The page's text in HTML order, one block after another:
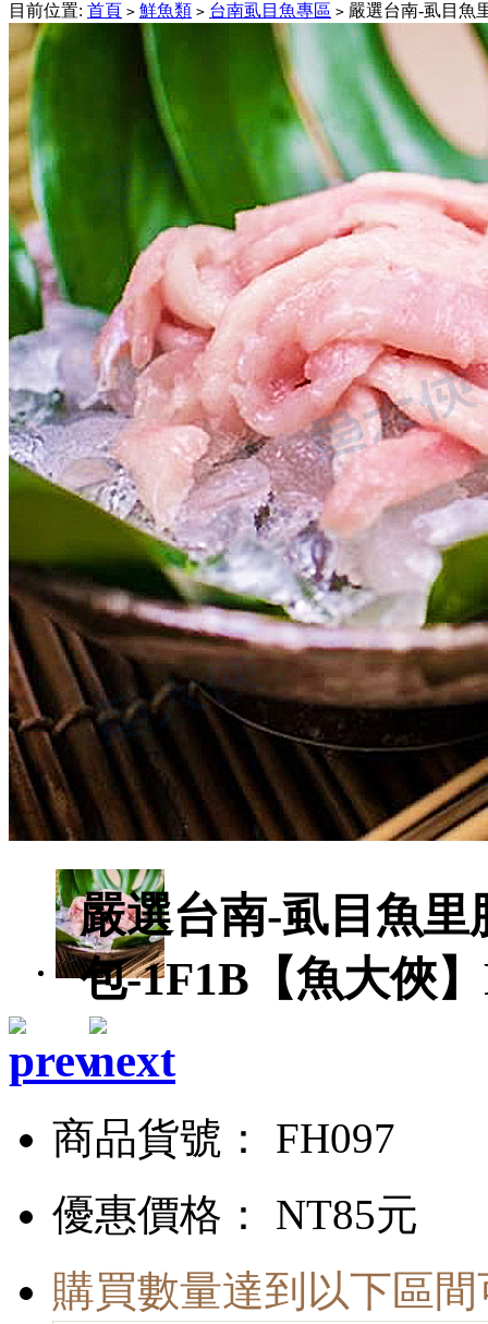
目前位置: 首頁 > 鮮魚類 > 台南虱目魚專區 > 嚴選台南-虱目魚
嚴選台南-虱目魚里
包-1F1B【魚大俠
商品貨號： FH097
優惠價格： NT85元
購買數量達到以下區